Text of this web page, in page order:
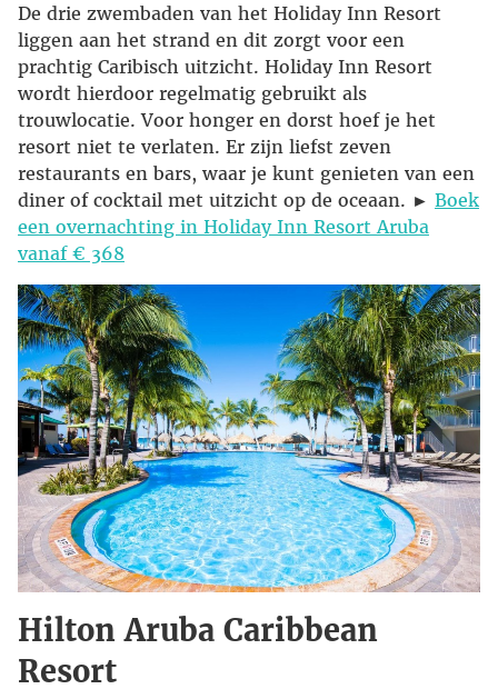
De drie zwembaden van het Holiday Inn Resort
liggen aan het strand en dit zorgt voor een
prachtig Caribisch uitzicht. Holiday Inn Resort
wordt hierdoor regelmatig gebruikt als
trouwlocatie. Voor honger en dorst hoef je het
resort niet te verlaten. Er zijn liefst zeven
restaurants en bars, waar je kunt genieten van een
diner of cocktail met uitzicht op de oceaan. ► Boek
een overnachting in Holiday Inn Resort Aruba
vanaf € 368
Hilton Aruba Caribbean
Resort